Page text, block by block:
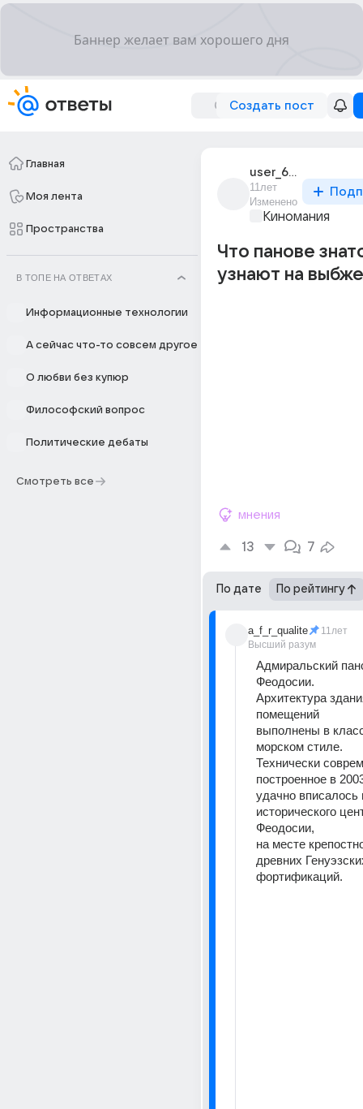
Создать пост
Главная
Моя лента
Пространства
В ТОПЕ НА ОТВЕТАХ
Информационные технологии
А сейчас что-то совсем другое
О любви без купюр
Философский вопрос
Политические дебаты
Смотреть все
user_652451
11лет
Изменено
Киномания
Что панове
узнают на
мнения
13 7
По дате По рейтингу
a_f_r_qualite
Высший разум
11лет
Адмиральский
Феодосии.
Архитектура
помещений
выполнены в
морском стиле.
Технически
построенное в
удачно вписалось
исторического
Феодосии,
на месте
древних
фортификаций.